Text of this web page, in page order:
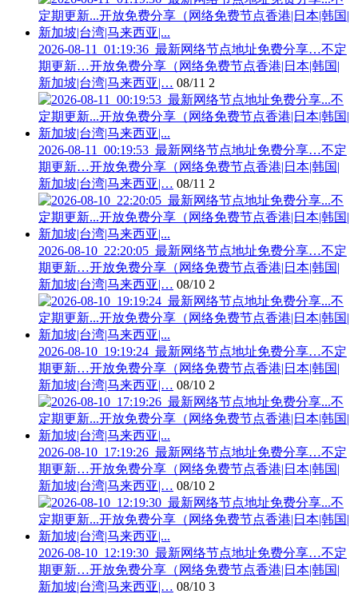
2026-08-11_01:19:36_最新网络节点地址免费分享…不定
期更新…开放免费分享（网络免费节点香港|日本|韩国|
新加坡|台湾|马来西亚|… 08/11 2
2026-08-11_00:19:53_最新网络节点地址免费分享…不定
期更新…开放免费分享（网络免费节点香港|日本|韩国|
新加坡|台湾|马来西亚|… 08/11 2
2026-08-10_22:20:05_最新网络节点地址免费分享…不定
期更新…开放免费分享（网络免费节点香港|日本|韩国|
新加坡|台湾|马来西亚|… 08/10 2
2026-08-10_19:19:24_最新网络节点地址免费分享…不定
期更新…开放免费分享（网络免费节点香港|日本|韩国|
新加坡|台湾|马来西亚|… 08/10 2
2026-08-10_17:19:26_最新网络节点地址免费分享…不定
期更新…开放免费分享（网络免费节点香港|日本|韩国|
新加坡|台湾|马来西亚|… 08/10 2
2026-08-10_12:19:30_最新网络节点地址免费分享…不定
期更新…开放免费分享（网络免费节点香港|日本|韩国|
新加坡|台湾|马来西亚|… 08/10 3